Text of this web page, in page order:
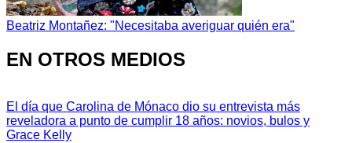
Beatriz Montañez: "Necesitaba averiguar quién era"
EN OTROS MEDIOS
El día que Carolina de Mónaco dio su entrevista más
reveladora a punto de cumplir 18 años: novios, bulos y
Grace Kelly